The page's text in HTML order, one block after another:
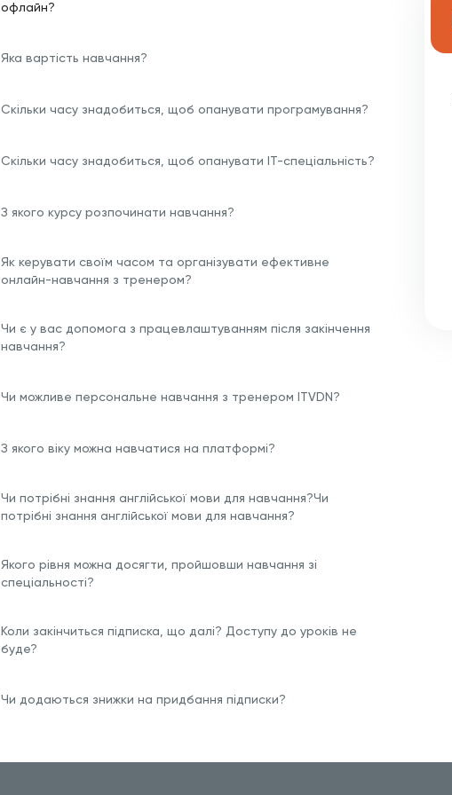
офлайн?
Яка вартість навчання?
Скільки часу знадобиться, щоб опанувати програмування?
Скільки часу знадобиться, щоб опанувати ІТ-спеціальність?
З якого курсу розпочинати навчання?
Як керувати своїм часом та організувати ефективне
онлайн-навчання з тренером?
Чи є у вас допомога з працевлаштуванням після закінчення
навчання?
Чи можливе персональне навчання з тренером ITVDN?
З якого віку можна навчатися на платформі?
Чи потрібні знання англійської мови для навчання?Чи
потрібні знання англійської мови для навчання?
Якого рівня можна досягти, пройшовши навчання зі
спеціальності?
Коли закінчиться підписка, що далі? Доступу до уроків не
буде?
Чи додаються знижки на придбання підписки?